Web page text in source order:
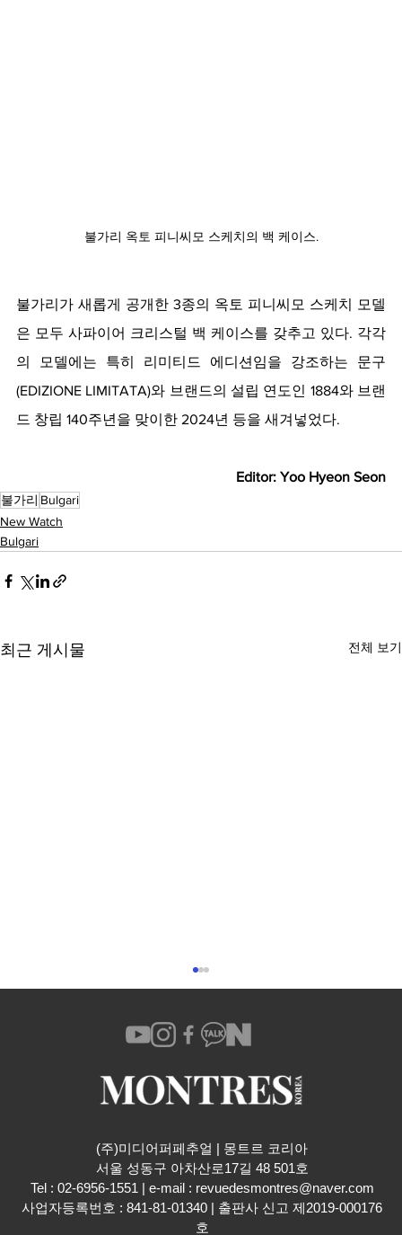
불가리 옥토 피니씨모 스케치의 백 케이스.
불가리가 새롭게 공개한 3종의 옥토 피니씨모 스케치 모델
은 모두 사파이어 크리스털 백 케이스를 갖추고 있다. 각각
의 모델에는 특히 리미티드 에디션임을 강조하는 문구
(EDIZIONE LIMITATA)와 브랜드의 설립 연도인 1884와 브랜
드 창립 140주년을 맞이한 2024년 등을 새겨넣었다.
Editor: Yoo Hyeon Seon
불가리 Bulgari
New Watch
Bulgari
최근 게시물 전체 보기
불가리 옥토 피니씨모 울트라 10주년 기념
(주)미디어퍼페추얼 | 몽트르 코리아
​서울 성동구 아차산로17길 48 501호
Tel : 02-6956-1551 | e-mail : revuedesmontres@naver.com
사업자등록번호 : 841-81-01340 | 출판사 신고 제2019-000176
호